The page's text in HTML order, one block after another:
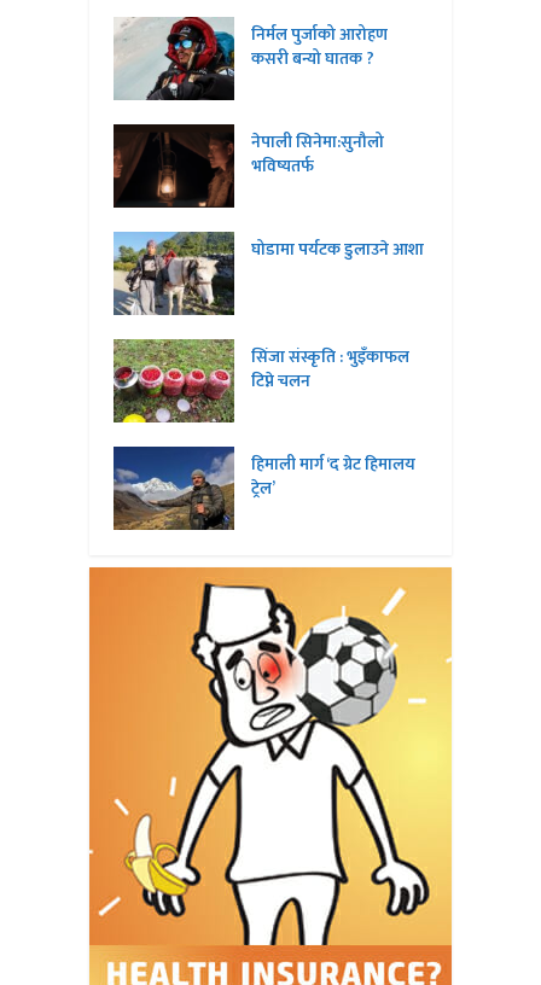
निर्मल पुर्जाको आरोहण
कसरी बन्यो घातक ?
नेपाली सिनेमा:सुनौलो
भविष्यतर्फ
घोडामा पर्यटक डुलाउने आशा
सिंजा संस्कृति : भुइँकाफल
टिप्ने चलन
हिमाली मार्ग ‘द ग्रेट हिमालय
ट्रेल’